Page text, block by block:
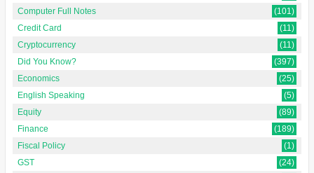
Computer Full Notes
(101)
Credit Card
(11)
Cryptocurrency
(11)
Did You Know?
(397)
Economics
(25)
English Speaking
(5)
Equity
(89)
Finance
(189)
Fiscal Policy
(1)
GST
(24)